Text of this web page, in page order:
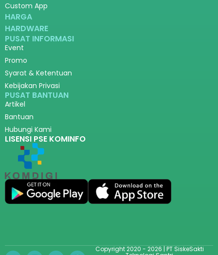
Custom App
HARGA
HARDWARE
PUSAT INFORMASI
Event
Promo
Syarat & Ketentuan
Kebijakan Privasi
PUSAT BANTUAN
Artikel
Bantuan
Hubungi Kami
LISENSI PSE KOMINFO
Copyright 2020 - 2026 | PT SiskeSakti